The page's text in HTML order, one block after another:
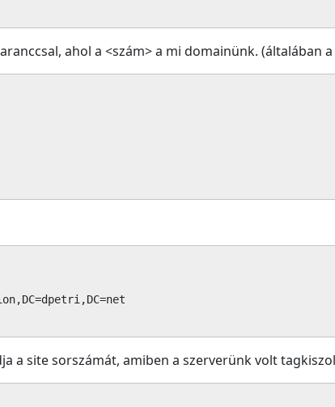
ahol a <szám> a mi domainünk. (általában a
a site sorszámát, amiben a szerverünk volt